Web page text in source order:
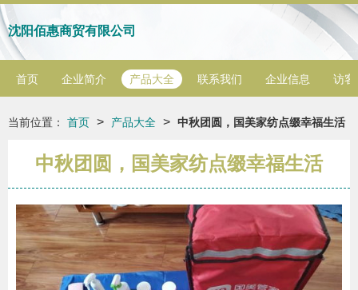
沈阳佰惠商贸有限公司
首页 企业简介 产品大全 联系我们 企业信息 访客
当前位置： 首页 > 产品大全 > 中秋团圆，国美家纺点缀幸福生活
中秋团圆，国美家纺点缀幸福生活